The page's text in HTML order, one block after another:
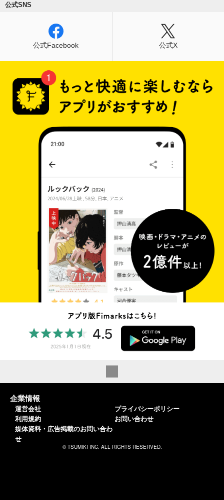
公式SNS
公式Facebook 公式X
企業情報
運営会社
利用規約
媒体資料・広告掲載のお問い合わ
せ
プライバシーポリシー
お問い合わせ
© TSUMIKI INC. ALL RIGHTS RESERVED.